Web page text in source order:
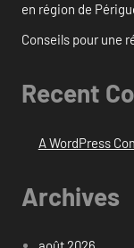
en région de
Conseils pour une
Recent
A WordPress
Archives